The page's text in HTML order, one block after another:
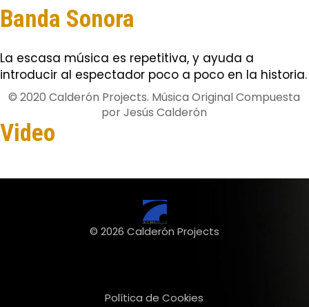
Banda Sonora
La escasa música es repetitiva, y ayuda a
introducir al espectador poco a poco en la historia.
© 2020 Calderón Projects. Música Original Compuesta
por Jesús Calderón
Video
© 2026 Calderón Projects
Política de Cookies